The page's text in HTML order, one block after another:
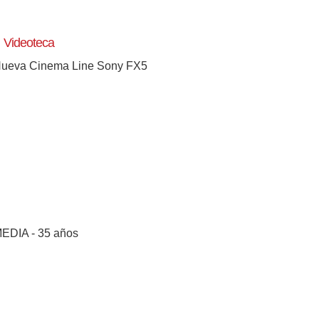
Videoteca
Cinema Line Sony FX5
- 35 años